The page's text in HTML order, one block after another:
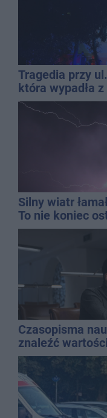
Tragedia przy
która wypadła
Silny wiatr
To nie koniec
Czasopisma
znaleźć